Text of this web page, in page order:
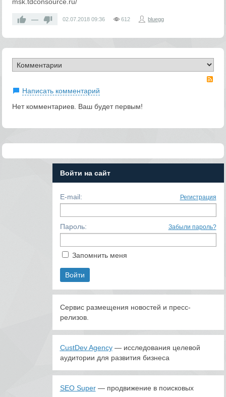
— 02.07.2018 09:36 612 bluegg
Написать комментарий
Нет комментариев. Ваш будет первым!
Войти на сайт
E-mail: Регистрация
Пароль: Забыли пароль?
Запомнить меня
Сервис размещения новостей и пресс-
релизов.
CustDev Agency— исследования целевой
аудитории для развития бизнеса
SEO Super— продвижение в поисковых